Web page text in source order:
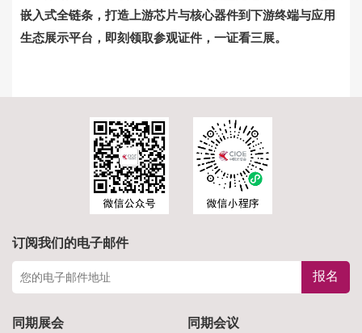
嵌入式全链条，打造上游芯片与核心器件到下游终端与应用
生态展示平台，即刻领取参观证件，一证看三展。
订阅我们的电子邮件
报名
同期展会 同期会议